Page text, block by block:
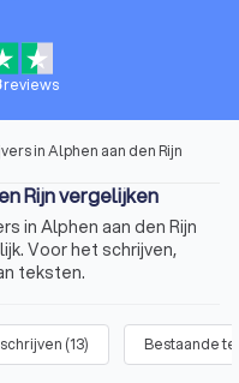
reviews
in Alphen aan den Rijn
Rijn vergelijken
in Alphen aan den Rijn
Voor het schrijven,
teksten.
(13) Bestaande